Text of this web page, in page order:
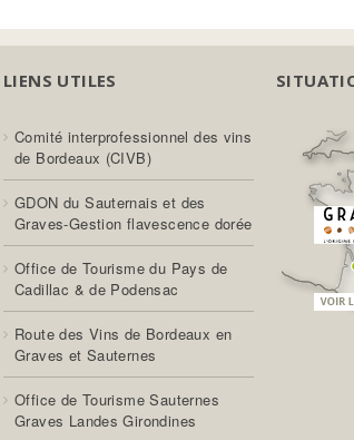
LIENS UTILES
Comité interprofessionnel des vins
de Bordeaux (CIVB)
GDON du Sauternais et des
Graves-Gestion flavescence dorée
Office de Tourisme du Pays de
Cadillac & de Podensac
Route des Vins de Bordeaux en
Graves et Sauternes
Office de Tourisme Sauternes
Graves Landes Girondines